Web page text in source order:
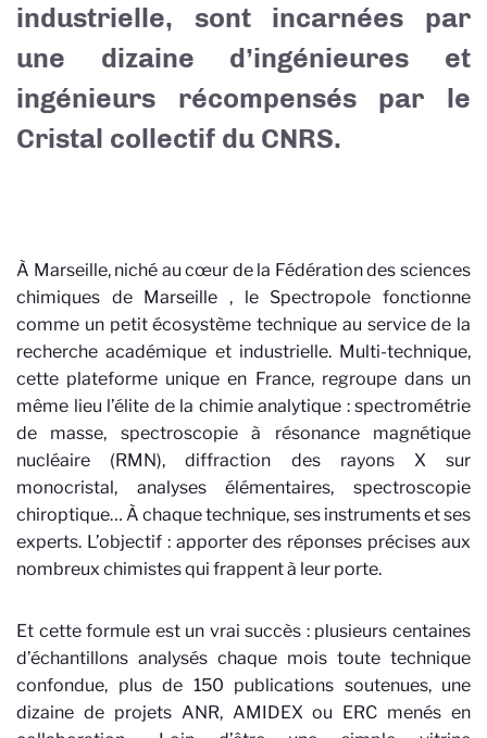
industrielle, sont incarnées par
une dizaine d’ingénieures et
ingénieurs récompensés par le
Cristal collectif du CNRS.
À Marseille, niché au cœur de la Fédération des sciences
chimiques de Marseille
, le Spectropole fonctionne
comme un petit écosystème technique au service de la
recherche académique et industrielle. Multi-technique,
cette plateforme unique en France, regroupe dans un
même lieu l’élite de la chimie analytique : spectrométrie
de masse, spectroscopie à résonance magnétique
nucléaire (RMN), diffraction des rayons X sur
monocristal, analyses élémentaires, spectroscopie
chiroptique… À chaque technique, ses instruments et ses
experts. L’objectif : apporter des réponses précises aux
nombreux chimistes qui frappent à leur porte.
Et cette formule est un vrai succès : plusieurs centaines
d’échantillons analysés chaque mois toute technique
confondue, plus de 150 publications soutenues, une
dizaine de projets ANR, AMIDEX ou ERC menés en